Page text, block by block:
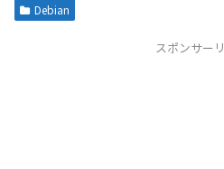
Debian
スポンサー